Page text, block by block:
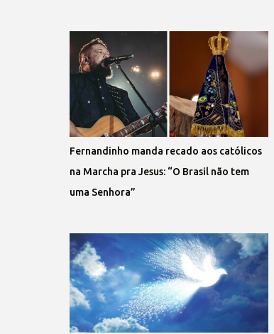
Fernandinho manda recado aos católicos
na Marcha pra Jesus: “O Brasil não tem
uma Senhora”